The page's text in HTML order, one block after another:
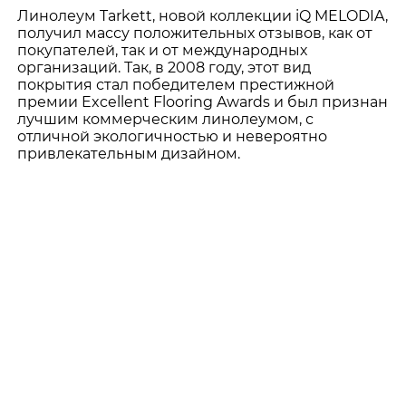
Линолеум Tarkett, новой коллекции iQ MELODIA,
получил массу положительных отзывов, как от
покупателей, так и от международных
организаций. Так, в 2008 году, этот вид
покрытия стал победителем престижной
премии Excellent Flooring Awards и был признан
лучшим коммерческим линолеумом, с
отличной экологичностью и невероятно
привлекательным дизайном.